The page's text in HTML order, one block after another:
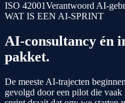
ISO 42001Verantwoord AI-
WAT IS EEN AI-SPRINT
AI-consultancy én
pakket.
De meeste AI-trajecten
gevolgd door een pilot die